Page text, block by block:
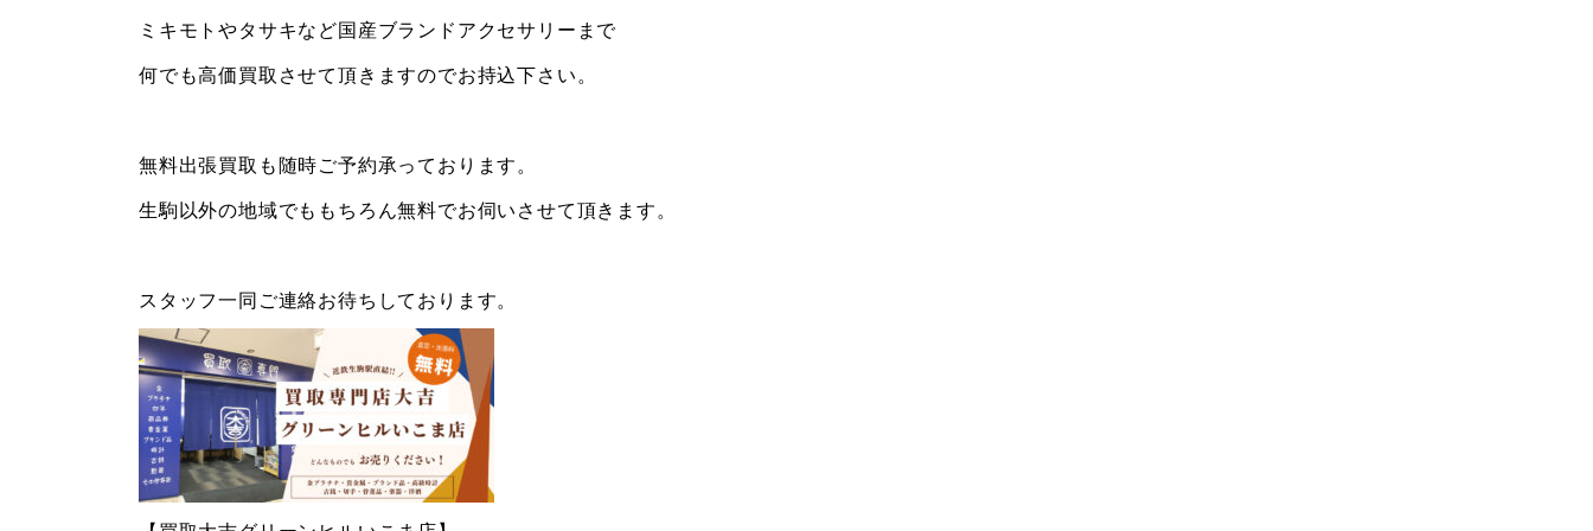
ミキモトやタサキなど国産ブランドアクセサリーまで
何でも高価買取させて頂きますのでお持込下さい。
無料出張買取も随時ご予約承っております。
生駒以外の地域でももちろん無料でお伺いさせて頂きます。
スタッフ一同ご連絡お待ちしております。